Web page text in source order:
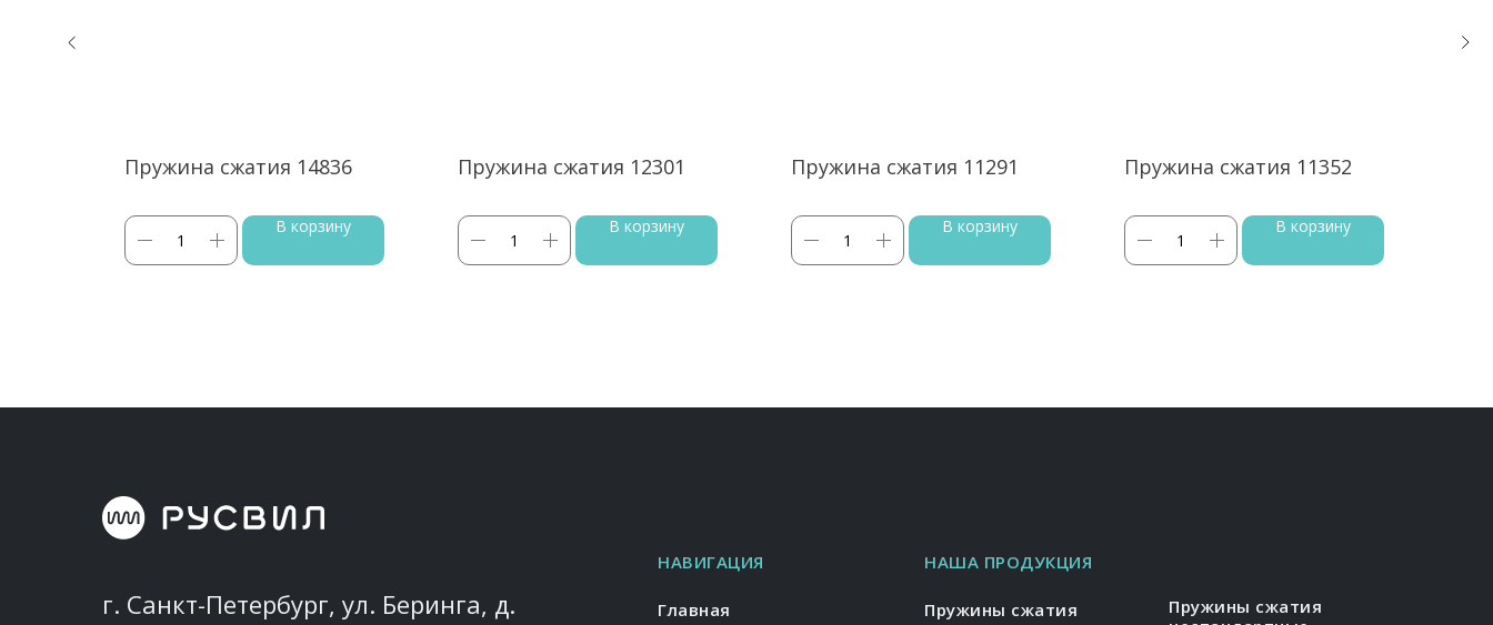
Пружина сжатия 14836
В корзину
Пружина сжатия 12301
В корзину
Пружина сжатия 11291
В корзину
Пружина сжатия 11352
В корзину
г. Санкт-Петербург, ул. Беринга, д.
Главная
НАВИГАЦИЯ НАША ПРОДУКЦИЯ
Пружины сжатия
Пружины сжатия